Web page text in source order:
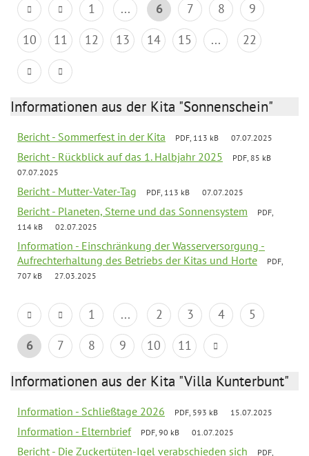
1 ... 6 7 8
9
10
11 12 13 14 15 ... 22
Informationen aus der Kita "Sonnenschein"
Bericht - Sommerfest in der Kita PDF, 113 kB 07.07.2025
Bericht - Rückblick auf das 1. Halbjahr 2025
PDF, 85 kB
07.07.2025
Bericht - Mutter-Vater-Tag PDF, 113 kB 07.07.2025
Bericht - Planeten, Sterne und das Sonnensystem
PDF,
114 kB
02.07.2025
Information - Einschränkung der Wasserversorgung -
Aufrechterhaltung des Betriebs der Kitas und Horte
PDF,
707 kB
27.03.2025
1 ... 2 3 4
5
6
7 8 9 10 11
Informationen aus der Kita "Villa Kunterbunt"
Information - Schließtage 2026 PDF, 593 kB 15.07.2025
Information - Elternbrief PDF, 90 kB 01.07.2025
Bericht - Die Zuckertüten-Igel verabschieden sich PDF,